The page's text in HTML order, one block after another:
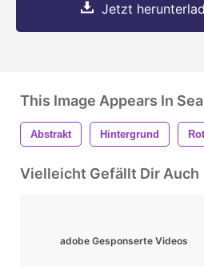
Jetzt
This Image Appears In
Abstrakt Hintergrund Rot
Vielleicht Gefällt Dir Auch
adobe Gesponserte Videos